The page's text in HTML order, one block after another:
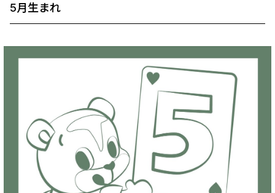
5月生まれ